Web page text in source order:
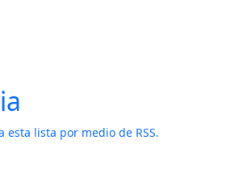
actualizaciones
esta lista por medio de RSS.